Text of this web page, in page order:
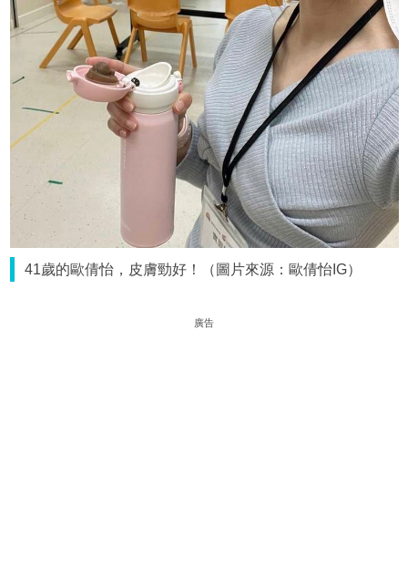
41歲的歐倩怡，皮膚勁好！（圖片來源：歐倩怡IG）
廣告